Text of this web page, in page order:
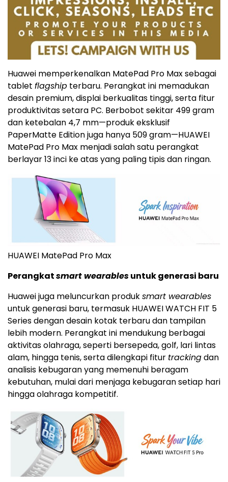
Huawei memperkenalkan MatePad Pro Max sebagai
tablet flagship terbaru. Perangkat ini memadukan
desain premium, displai berkualitas tinggi, serta fitur
produktivitas setara PC. Berbobot sekitar 499 gram
dan ketebalan 4,7 mm—produk eksklusif
PaperMatte Edition juga hanya 509 gram—HUAWEI
MatePad Pro Max menjadi salah satu perangkat
berlayar 13 inci ke atas yang paling tipis dan ringan.
HUAWEI MatePad Pro Max
Perangkatsmart wearablesuntuk generasi baru
Huawei juga meluncurkan produksmart wearables
untuk generasi baru, termasuk HUAWEI WATCH FIT 5
Series dengan desain kotak terbaru dan tampilan
lebih modern. Perangkat ini mendukung berbagai
aktivitas olahraga, seperti bersepeda, golf, lari lintas
alam, hingga tenis, serta dilengkapi fitur trackingdan
analisis kebugaran yang memenuhi beragam
kebutuhan, mulai dari menjaga kebugaran setiap hari
hingga olahraga kompetitif.